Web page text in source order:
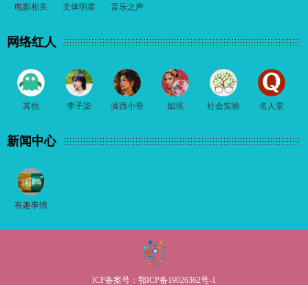
电影相关 文体明星 音乐之声
网络红人
其他 李子柒 滇西小哥 如琪 社会实验 名人堂
新闻中心
有趣事情
ICP备案号： 鄂ICP备19026362号-1